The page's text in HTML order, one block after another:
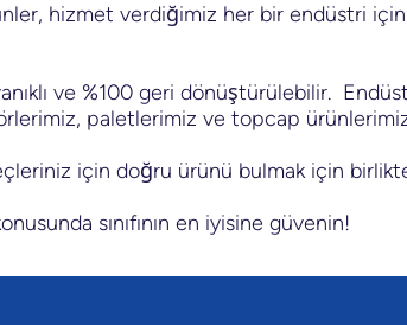
hizmet verdiğimiz her bir endüstri
ve %100 geri dönüştürülebilir.
paletlerimiz ve topcap
için doğru ürünü bulmak için birlikte
sınıfının en iyisine güvenin!